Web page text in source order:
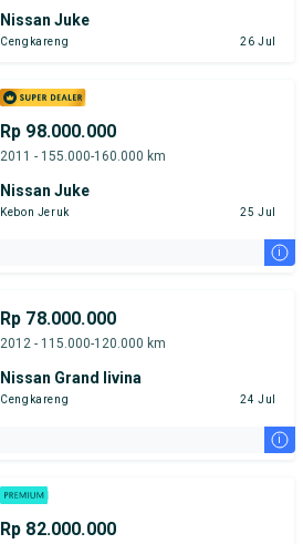
Nissan Juke
Cengkareng 26 Jul
Rp 98.000.000
2011 - 155.000-160.000 km
Nissan Juke
Kebon Jeruk 25 Jul
i
Rp 78.000.000
2012 - 115.000-120.000 km
Nissan Grand livina
Cengkareng 24 Jul
i
Rp 82.000.000